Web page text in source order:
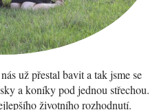
už přestal bavit a tak jsme se
a koníky pod jednou střechou.
životního rozhodnutí.